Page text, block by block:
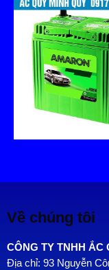
Về chúng tôi
CÔNG TY TNHH ẮC
Địa chỉ: 93 Nguyễn